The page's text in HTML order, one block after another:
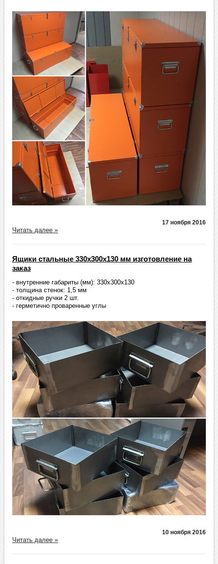
17 ноября 2016
Читать далее »
Ящики стальные 330х300х130 мм изготовление на
заказ
- внутренние габариты (мм): 330х300х130
- толщина стенок: 1,5 мм
- откидные ручки 2 шт.
- герметично проваренные углы
10 ноября 2016
Читать далее »